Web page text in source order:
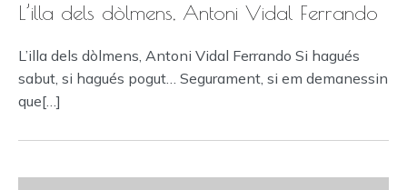
L’illa dels dòlmens, Antoni Vidal Ferrando
L’illa dels dòlmens, Antoni Vidal Ferrando Si hagués
sabut, si hagués pogut… Segurament, si em demanessin
que[…]